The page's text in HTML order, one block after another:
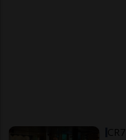
CR7